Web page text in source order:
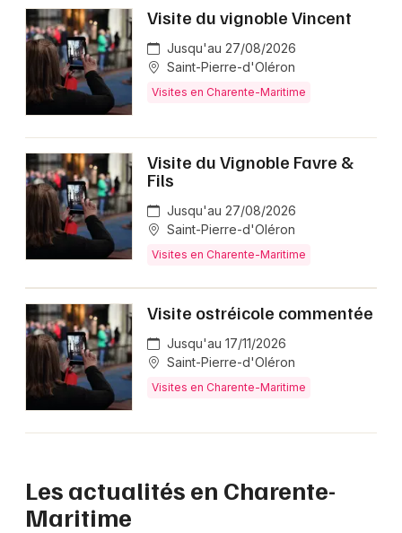
Visite du vignoble Vincent
Jusqu'au 27/08/2026
Saint-Pierre-d'Oléron
Visites en Charente-Maritime
Visite du Vignoble Favre &
Fils
Jusqu'au 27/08/2026
Saint-Pierre-d'Oléron
Visites en Charente-Maritime
Visite ostréicole commentée
Jusqu'au 17/11/2026
Saint-Pierre-d'Oléron
Visites en Charente-Maritime
Les actualités en Charente-
Maritime